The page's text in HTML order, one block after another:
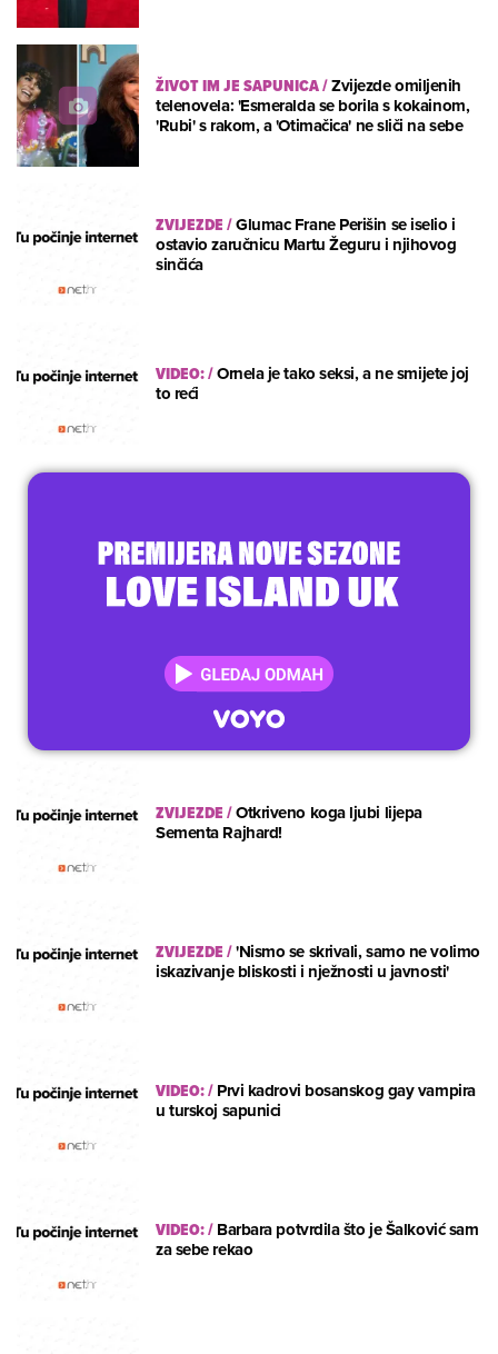
ŽIVOT IM JE SAPUNICA/Zvijezde omiljenih
telenovela: 'Esmeralda se borila s kokainom,
'Rubi' s rakom, a 'Otimačica' ne sliči na sebe
ZVIJEZDE/Glumac Frane Perišin se iselio i
ostavio zaručnicu Martu Žeguru i njihovog
sinčića
VIDEO:/Ornela je tako seksi, a ne smijete joj
to reći
ZVIJEZDE/Otkriveno koga ljubi lijepa
Sementa Rajhard!
ZVIJEZDE/'Nismo se skrivali, samo ne volimo
iskazivanje bliskosti i nježnosti u javnosti'
VIDEO:/Prvi kadrovi bosanskog gay vampira
u turskoj sapunici
VIDEO:/Barbara potvrdila što je Šalković sam
za sebe rekao